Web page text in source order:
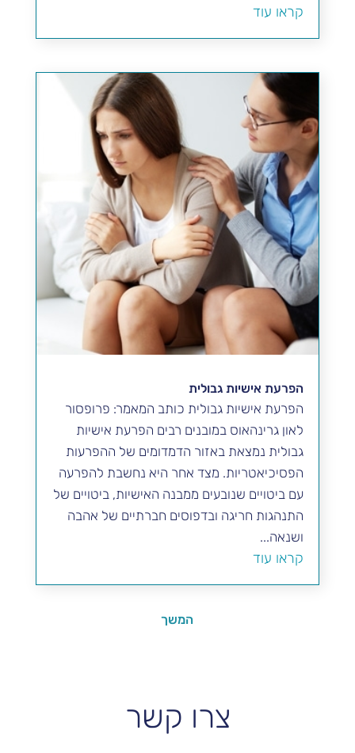
קראו עוד
הפרעת אישיות גבולית
הפרעת אישיות גבולית כותב המאמר: פרופסור
לאון גרינהאוס במובנים רבים הפרעת אישיות
גבולית נמצאת באזור הדמדומים של ההפרעות
הפסיכיאטריות. מצד אחר היא נחשבת להפרעה
עם ביטויים שנובעים ממבנה האישיות, ביטויים של
התנהגות חריגה ובדפוסים חברתיים של אהבה
ושנאה...
קראו עוד
צרו קשר